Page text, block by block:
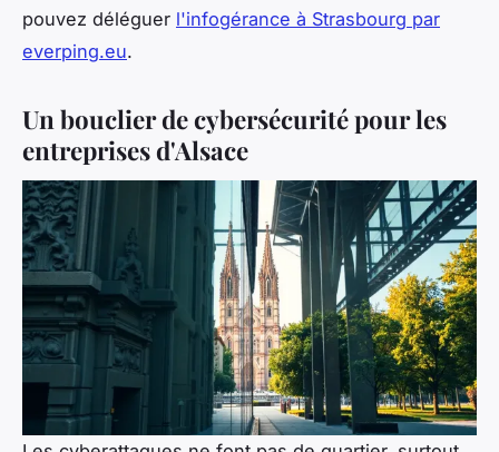
pouvez déléguer l'infogérance à Strasbourg par
everping.eu.
Un bouclier de cybersécurité pour les
entreprises d'Alsace